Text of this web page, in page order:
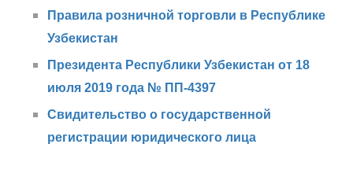
Правила розничной торговли в Республике
Узбекистан
Президента Республики Узбекистан от 18
июля 2019 года № ПП-4397
Свидительство о государственной
регистрации юридического лица